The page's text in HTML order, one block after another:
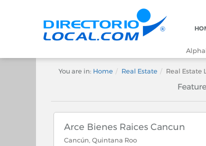
You are in: Home Real Estate Real Estate
Arce Bienes Raices Cancun
Cancún, Quintana Roo